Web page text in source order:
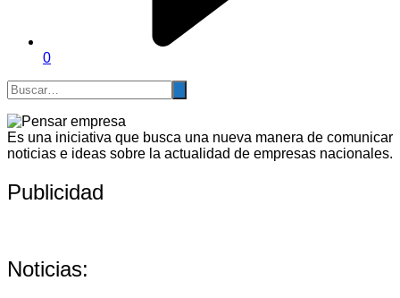
0
Es una iniciativa que busca una nueva manera de comunicar
noticias e ideas sobre la actualidad de empresas nacionales.
Publicidad
Noticias: